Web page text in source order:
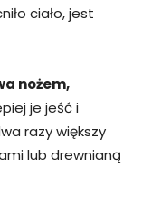
ciało, jest
nożem,
je jeść i
razy większy
lub drewnianą